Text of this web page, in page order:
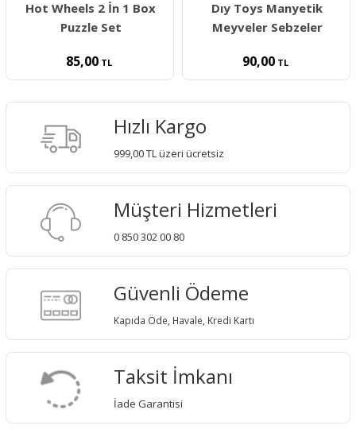
Hot Wheels 2 İn 1 Box
Puzzle Set
85,00TL
Dıy Toys Manyetik
Meyveler Sebzeler
90,00TL
Hızlı Kargo
999,00 TL üzeri ücretsiz
Müşteri Hizmetleri
0 850 302 00 80
Güvenli Ödeme
Kapıda Öde, Havale, Kredi Kartı
Taksit İmkanı
İade Garantisi